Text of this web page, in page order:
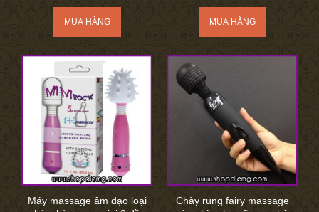
Máy massage âm đạo loại
Chày rung fairy massage